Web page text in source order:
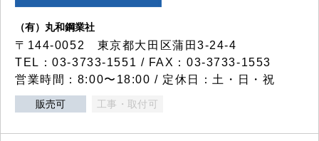
（有）丸和鋼業社
〒144-0052 東京都大田区蒲田3-24-4
TEL：03-3733-1551 / FAX：03-3733-1553
営業時間：8:00〜18:00 / 定休日：土・日・祝
販売可 工事・取付可